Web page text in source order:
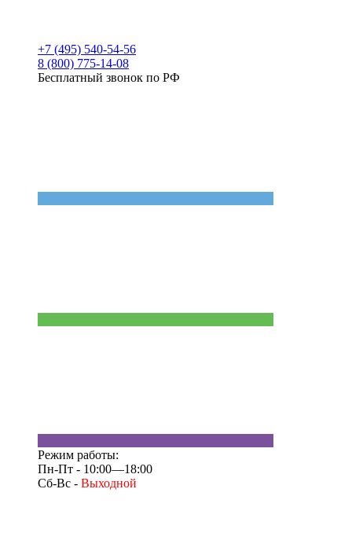
+7 (495) 540-54-56
8 (800) 775-14-08
Бесплатный звонок по РФ
Режим работы:
Пн-Пт - 10:00—18:00
Сб-Вс - Выходной